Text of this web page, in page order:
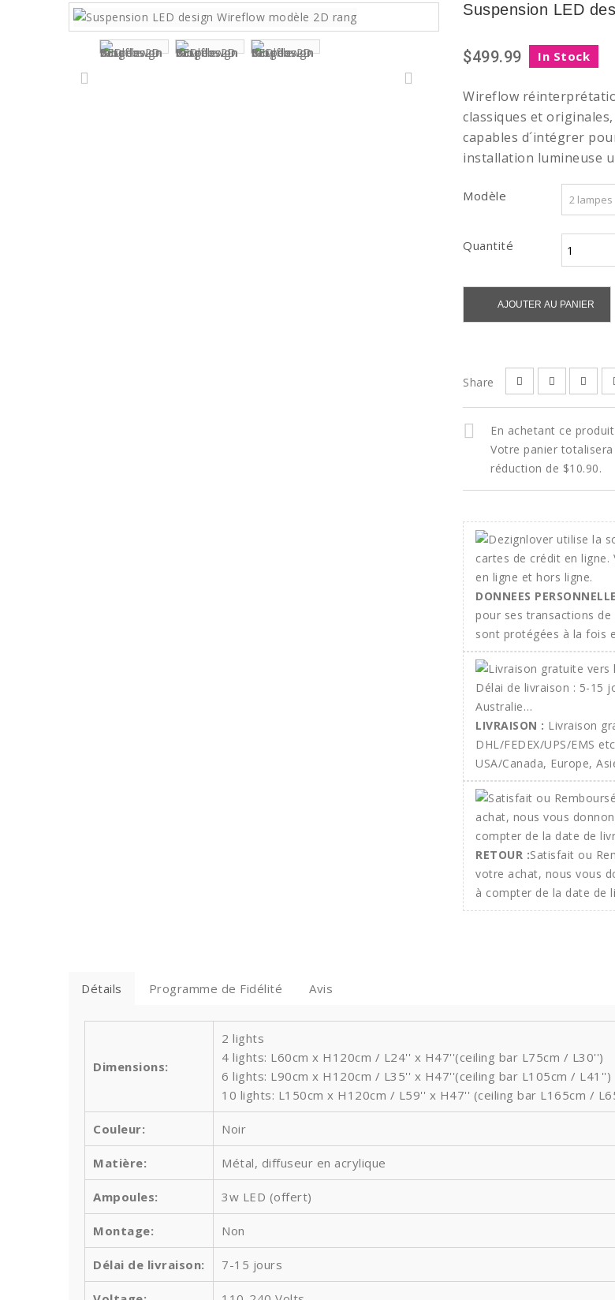
Suspension LED
$499.99 In Stock
Wireflow
classiques et
capables d´intégrer
installation lumineuse
Modèle
Quantité
AJOUTER AU PANIER
Share
En achetant ce
Votre panier totalisera
réduction de $10.90.
DONNEES
pour ses transactions de
sont protégées à la fois
LIVRAISON : Livraison
DHL/FEDEX/UPS/EMS
USA/Canada, Europe,
RETOUR :Satisfait ou
votre achat, nous vous
à compter de la date de
Détails Programme de Fidélité Avis
Dimensions:
2 lights
4 lights: L60cm x H120cm / L24'' x H47''(ceiling bar L75cm / L30'')
6 lights: L90cm x H120cm / L35'' x H47''(ceiling bar L105cm / L41'')
10 lights: L150cm x H120cm / L59'' x H47'' (ceiling bar L165cm /
Couleur: Noir
Matière: Métal, diffuseur en acrylique
Ampoules: 3w LED (offert)
Montage: Non
Délai de livraison: 7-15 jours